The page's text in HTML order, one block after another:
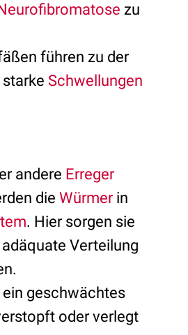
zu
führen zu der
Schwellungen
andere Erreger
die Würmerin
. Hier sorgen sie
Verteilung
geschwächtes
oder verlegt